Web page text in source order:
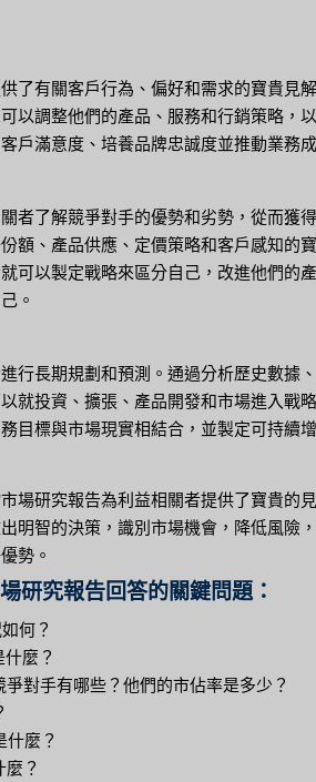
了有關客戶行為、偏好和需求的寶貴見
以調整他們的產品、服務和行銷策略，
戶滿意度、培養品牌忠誠度並推動業務
者了解競爭對手的優勢和劣勢，從而獲
額、產品供應、定價策略和客戶感知的
可以製定戰略來區分自己，改進他們的
。
行長期規劃和預測。通過分析歷史數據
就投資、擴張、產品開發和市場進入戰
目標與市場現實相結合，並製定可持續
場研究報告為利益相關者提供了寶貴的
明智的決策，識別市場機會，降低風險
勢。
研究報告回答的關鍵問題：
何？
麼？
對手有哪些？他們的市佔率是多少？
麼？
？